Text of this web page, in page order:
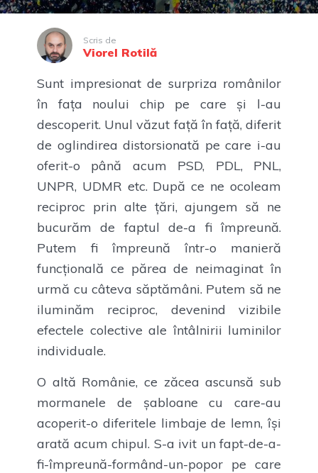
Scris de
Viorel Rotilă
Sunt impresionat de surpriza românilor
în fața noului chip pe care și l-au
descoperit. Unul văzut față în față, diferit
de oglindirea distorsionată pe care i-au
oferit-o până acum PSD, PDL, PNL,
UNPR, UDMR etc. După ce ne ocoleam
reciproc prin alte țări, ajungem să ne
bucurăm de faptul de-a fi împreună.
Putem fi împreună într-o manieră
funcțională ce părea de neimaginat în
urmă cu câteva săptămâni. Putem să ne
iluminăm reciproc, devenind vizibile
efectele colective ale întâlnirii luminilor
individuale.
O altă Românie, ce zăcea ascunsă sub
mormanele de șabloane cu care-au
acoperit-o diferitele limbaje de lemn, își
arată acum chipul. S-a ivit un fapt-de-a-
fi-împreună-formând-un-popor pe care